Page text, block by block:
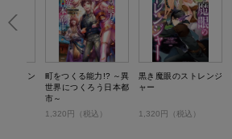
イキン
町をつくる能力!? ～異
世界につくろう日本都
市～
1,320円（税込）
黒き魔眼のストレンジ
ャー
1,320円（税込）